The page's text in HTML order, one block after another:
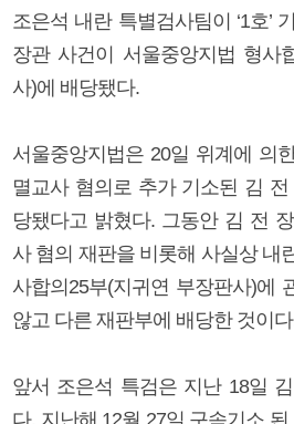
조은석 내란 특별검사팀이 ‘1호’
장관 사건이 서울중앙지법 형사
사)에 배당됐다.
서울중앙지법은 20일 위계에 의
멸교사 혐의로 추가 기소된 김
당됐다고 밝혔다. 그동안 김 전
사 혐의 재판을 비롯해 사실상 내
사합의25부(지귀연 부장판사)에
않고 다른 재판부에 배당한 것이
앞서 조은석 특검은 지난 18일
다. 지난해 12월 27일 구속기소